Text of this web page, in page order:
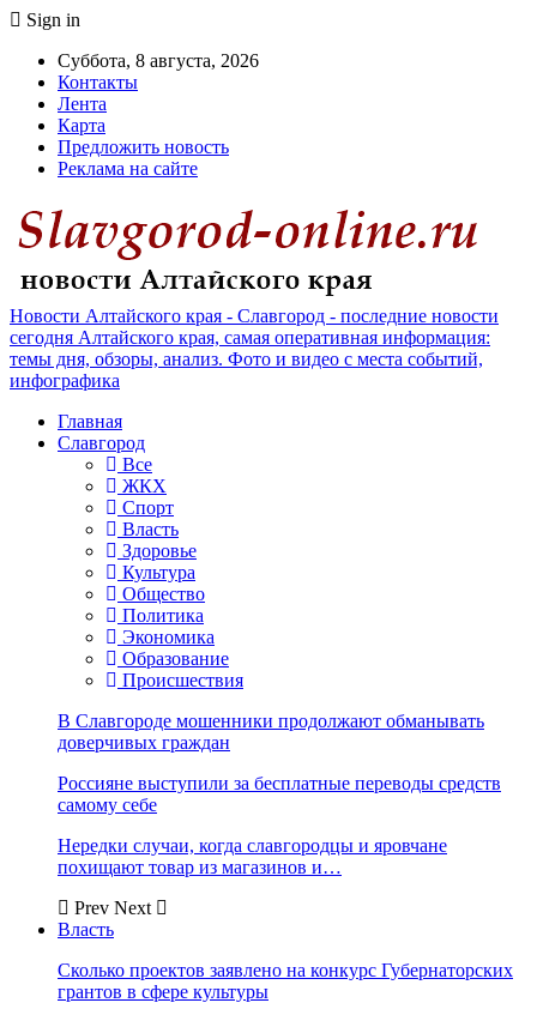
Sign in
Суббота, 8 августа, 2026
Контакты
Лента
Карта
Предложить новость
Реклама на сайте
Новости Алтайского края - Славгород - последние новости
сегодня Алтайского края, самая оперативная информация:
темы дня, обзоры, анализ. Фото и видео с места событий,
инфографика
Главная
Славгород
Все
ЖКХ
Спорт
Власть
Здоровье
Культура
Общество
Политика
Экономика
Образование
Происшествия
В Славгороде мошенники продолжают обманывать
доверчивых граждан
Россияне выступили за бесплатные переводы средств
самому себе
Нередки случаи, когда славгородцы и яровчане
похищают товар из магазинов и…
Prev Next
Власть
Сколько проектов заявлено на конкурс Губернаторских
грантов в сфере культуры